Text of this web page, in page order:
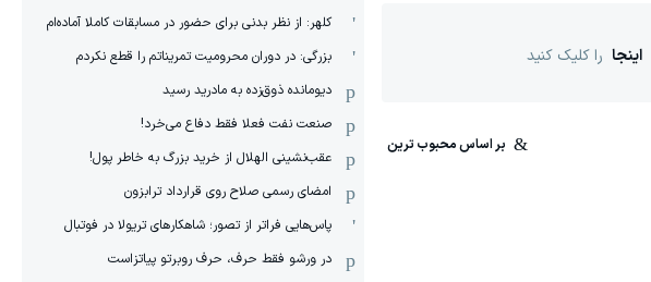
اینجا را کلیک کنید
کلهر: از نظر بدنی برای حضور در مسابقات کاملا آماده‌ام
بزرگی: در دوران محرومیت تمریناتم را قطع نکردم
دیومانده ذوق‌زده به مادرید رسید
صنعت نفت فعلا فقط دفاع می‌خرد!
عقب‌نشینی الهلال از خرید بزرگ به خاطر پول!
امضای رسمی صلاح روی قرارداد ترابزون
پاس‌هایی فراتر از تصور؛ شاهکارهای تریولا در فوتبال
در ورشو فقط حرف، حرف روبرتو پیاتزاست